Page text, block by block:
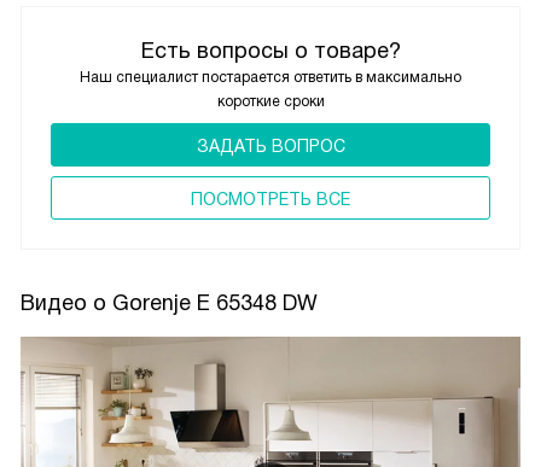
Есть вопросы о товаре?
Наш специалист постарается ответить в максимально
короткие сроки
ЗАДАТЬ ВОПРОС
ПОCМОТРЕТЬ ВСЕ
Видео о Gorenje E 65348 DW